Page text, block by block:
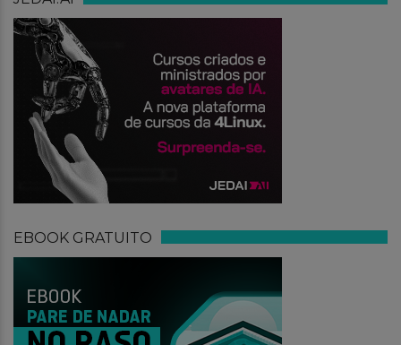
EBOOK GRATUITO